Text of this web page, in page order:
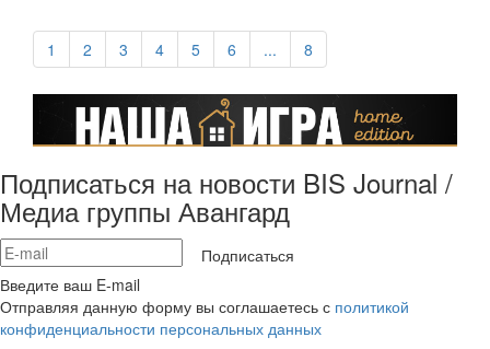
1 2 3 4 5 6 ... 8
Подписаться на новости BIS Journal /
Медиа группы Авангард
Подписаться
Введите ваш E-mail
Отправляя данную форму вы соглашаетесь с политикой
конфиденциальности персональных данных